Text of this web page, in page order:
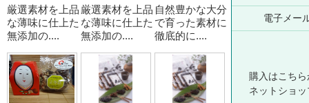
厳選素材を上品
な薄味に仕上た
無添加の....
厳選素材を上品
な薄味に仕上た
無添加の....
自然豊かな大分
で育った素材に
徹底的に....
電子メー
購入はこちら
ネットショ